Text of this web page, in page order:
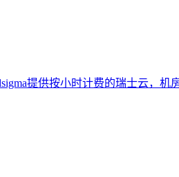
提供按小时计费的瑞士云，机